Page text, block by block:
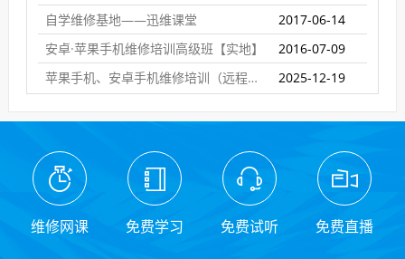
自学维修基地——迅维课堂
2017-06-14
安卓·苹果手机维修培训高级班【实地】
2016-07-09
苹果手机、安卓手机维修培训（远程网络班）
2025-12-19
维修网课 免费学习 免费试听 免费直播